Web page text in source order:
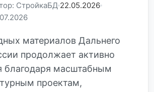
СтройкаБД 22.05.2026
материалов Дальнего
продолжает активно
благодаря масштабным
проектам,